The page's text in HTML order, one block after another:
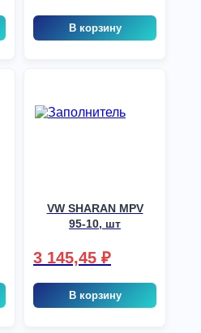
В корзину
VW SHARAN MPV
95-10, шт
3 145,45 ₽
В корзину